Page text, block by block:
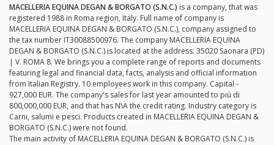
MACELLERIA EQUINA DEGAN & BORGATO (S.N.C.) is a company, that was
registered 1988 in Roma region, Italy. Full name of company is
MACELLERIA EQUINA DEGAN & BORGATO (S.N.C.), company assigned to
the tax number IT30088500976. The company MACELLERIA EQUINA
DEGAN & BORGATO (S.N.C.) is located at the address: 35020 Saonara (PD)
| V. ROMA 8. We brings you a complete range of reports and documents
featuring legal and financial data, facts, analysis and official information
from Italian Registry. 10 employees work in this company. Capital -
927,000 EUR. The company's sales for last year amounted to più di
800,000,000 EUR, and that has N\A the credit rating. Industry category is
Carni, salumi e pesci. Products created in MACELLERIA EQUINA DEGAN &
BORGATO (S.N.C.) were not found.
The main activity of MACELLERIA EQUINA DEGAN & BORGATO (S.N.C.) is